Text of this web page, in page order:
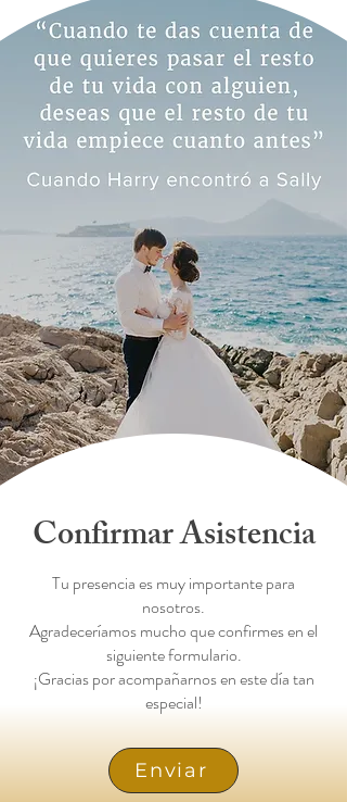
Confirmar Asistencia
Tu presencia es muy importante para
nosotros.
Agradeceríamos mucho que confirmes en el
siguiente formulario.
¡Gracias por acompañarnos en este día tan
especial!
Enviar